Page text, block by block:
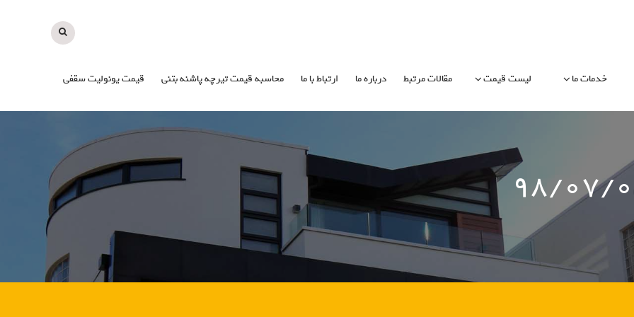
خدمات ما لیست قیمت مقالات مرتبط درباره ما ارتباط با ما محاسبه قیمت تیرچه پاشنه بتنی قیمت یونولیت سقفی